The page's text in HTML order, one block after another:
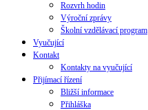
Rozvrh hodin
Výroční zprávy
Školní vzdělávací program
Vyučující
Kontakt
Kontakty na vyučující
Přijímací řízení
Bližší informace
Přihláška